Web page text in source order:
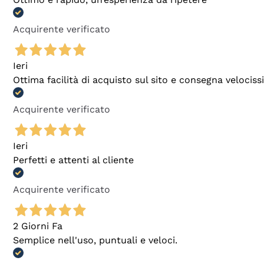
Acquirente verificato
Ieri
Ottima facilità di acquisto sul sito e consegna
Acquirente verificato
Ieri
Perfetti e attenti al cliente
Acquirente verificato
2 Giorni Fa
Semplice nell'uso, puntuali e veloci.